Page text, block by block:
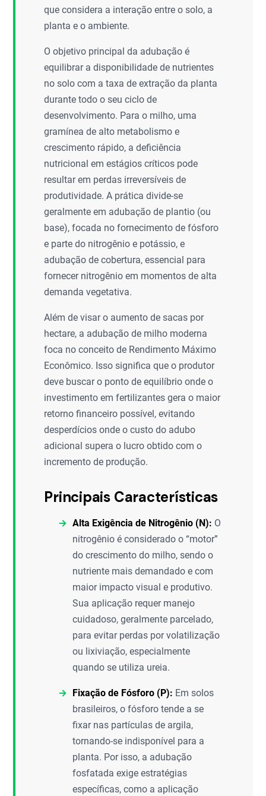
que considera a interação entre o solo, a
planta e o ambiente.
O objetivo principal da adubação é
equilibrar a disponibilidade de nutrientes
no solo com a taxa de extração da planta
durante todo o seu ciclo de
desenvolvimento. Para o milho, uma
gramínea de alto metabolismo e
crescimento rápido, a deficiência
nutricional em estágios críticos pode
resultar em perdas irreversíveis de
produtividade. A prática divide-se
geralmente em adubação de plantio (ou
base), focada no fornecimento de fósforo
e parte do nitrogênio e potássio, e
adubação de cobertura, essencial para
fornecer nitrogênio em momentos de alta
demanda vegetativa.
Além de visar o aumento de sacas por
hectare, a adubação de milho moderna
foca no conceito de Rendimento Máximo
Econômico. Isso significa que o produtor
deve buscar o ponto de equilíbrio onde o
investimento em fertilizantes gera o maior
retorno financeiro possível, evitando
desperdícios onde o custo do adubo
adicional supera o lucro obtido com o
incremento de produção.
Principais Características
Alta Exigência de Nitrogênio (N): O
nitrogênio é considerado o “motor”
do crescimento do milho, sendo o
nutriente mais demandado e com
maior impacto visual e produtivo.
Sua aplicação requer manejo
cuidadoso, geralmente parcelado,
para evitar perdas por volatilização
ou lixiviação, especialmente
quando se utiliza ureia.
Fixação de Fósforo (P): Em solos
brasileiros, o fósforo tende a se
fixar nas partículas de argila,
tornando-se indisponível para a
planta. Por isso, a adubação
fosfatada exige estratégias
específicas, como a aplicação